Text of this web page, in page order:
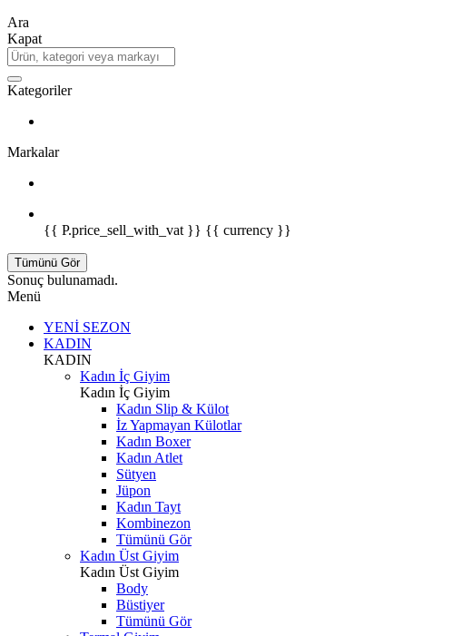
Ara
Kapat
Kategoriler
Markalar
{{ P.price_sell_with_vat }} {{ currency }}
Tümünü Gör
Sonuç bulunamadı.
Menü
YENİ SEZON
KADIN
KADIN
Kadın İç Giyim
Kadın İç Giyim
Kadın Slip & Külot
İz Yapmayan Külotlar
Kadın Boxer
Kadın Atlet
Sütyen
Jüpon
Kadın Tayt
Kombinezon
Tümünü Gör
Kadın Üst Giyim
Kadın Üst Giyim
Body
Büstiyer
Tümünü Gör